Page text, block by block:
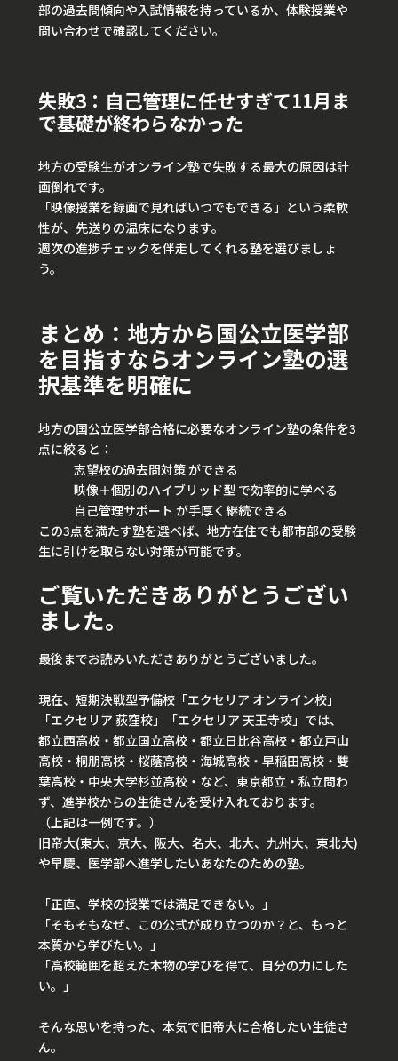
部の過去問傾向や入試情報を持っているか、体験授業や
問い合わせで確認してください。
失敗3：自己管理に任せすぎて11月ま
で基礎が終わらなかった
地方の受験生がオンライン塾で失敗する最大の原因は計
画倒れです。
「映像授業を録画で見ればいつでもできる」という柔軟
性が、先送りの温床になります。
週次の進捗チェックを伴走してくれる塾を選びましょ
う。
まとめ：地方から国公立医学部
を目指すならオンライン塾の選
択基準を明確に
地方の国公立医学部合格に必要なオンライン塾の条件を3
点に絞ると：
志望校の過去問対策 ができる
映像＋個別のハイブリッド型 で効率的に学べる
自己管理サポート が手厚く継続できる
この3点を満たす塾を選べば、地方在住でも都市部の受験
生に引けを取らない対策が可能です。
ご覧いただきありがとうござい
ました。
最後までお読みいただきありがとうございました。
現在、短期決戦型予備校「エクセリア オンライン校」
「エクセリア 荻窪校」「エクセリア 天王寺校」では、
都立西高校・都立国立高校・都立日比谷高校・都立戸山
高校・桐朋高校・桜蔭高校・海城高校・早稲田高校・雙
葉高校・中央大学杉並高校・など、東京都立・私立問わ
ず、進学校からの生徒さんを受け入れております。
（上記は一例です。）
旧帝大(東大、京大、阪大、名大、北大、九州大、東北大)
や早慶、医学部へ進学したいあなたのための塾。
「正直、学校の授業では満足できない。」
「そもそもなぜ、この公式が成り立つのか？と、もっと
本質から学びたい。」
「高校範囲を超えた本物の学びを得て、自分の力にした
い。」
そんな思いを持った、本気で旧帝大に合格したい生徒さ
ん。